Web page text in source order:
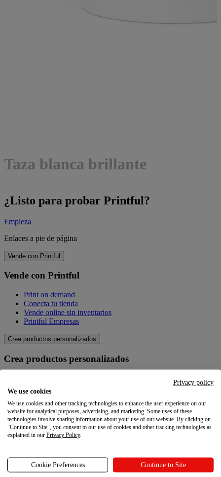
Taza blanca brillante
¿Listo para probar Printful?
Empieza
Enlaces a pie de página
Vende con Printful
Vende con Printful
Print on demand
Conecta tu tienda
Vende online sin inventarios
Printful Empresas
Crea productos personalizados
Crea productos personalizados
Crea tus propios productos
Calidad
Creador de diseños
Explora
Explora
Blog
Tutoriales Printful
Privacy policy
We use cookies
We use cookies and other tracking technologies to enhance the user experience on our
website for analytical purposes, advertising, and marketing. Some uses of these
technologies involve sharing information about your use of our website. By clicking on
"Continue to Site", you consent to our use of cookies and other tracking technologies as
explained in our Privacy Policy.
Cookie Preferences Continue to Site